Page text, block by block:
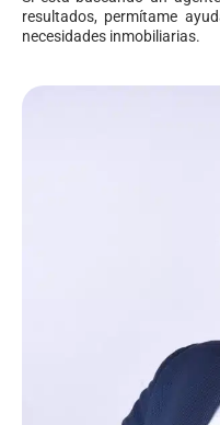
resultados, permítame
necesidades inmobiliarias.